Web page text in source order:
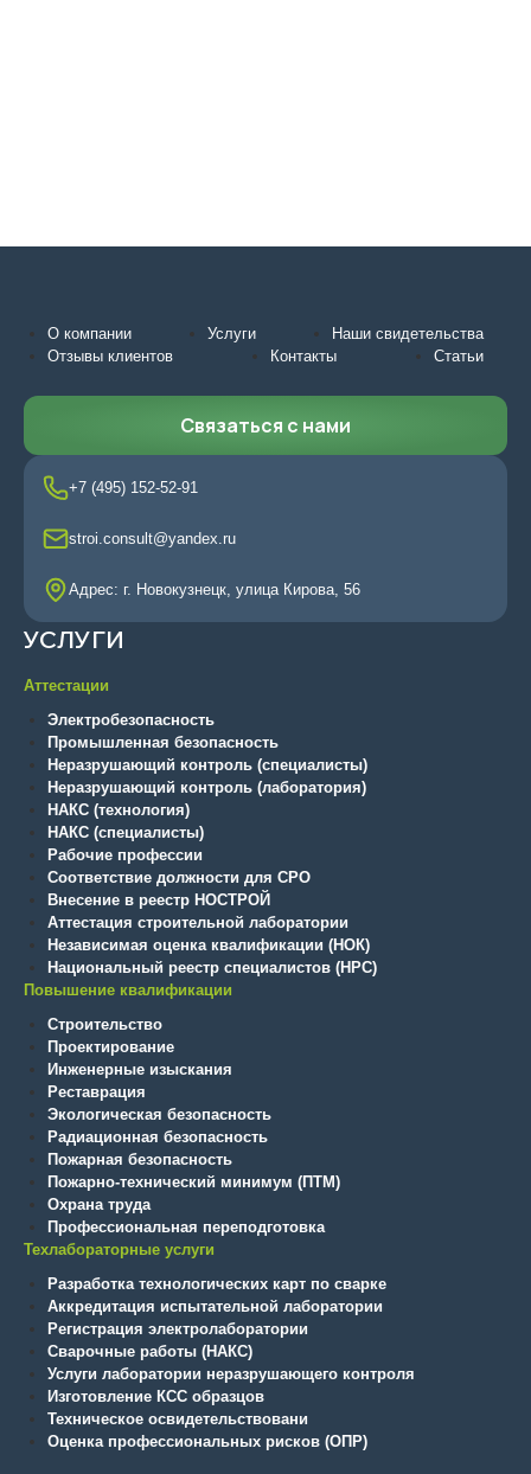
О компании Услуги
Наши свидетельства
Отзывы клиентов
Контакты Статьи
Связаться с нами
+7 (495) 152-52-91
stroi.consult@yandex.ru
Адрес: г. Новокузнецк, улица Кирова, 56
УСЛУГИ
Аттестации
Электробезопасность
Промышленная безопасность
Неразрушающий контроль (специалисты)
Неразрушающий контроль (лаборатория)
НАКС (технология)
НАКС (специалисты)
Рабочие профессии
Соответствие должности для СРО
Внесение в реестр НОСТРОЙ
Аттестация строительной лаборатории
Независимая оценка квалификации (НОК)
Национальный реестр специалистов (НРС)
Повышение квалификации
Строительство
Проектирование
Инженерные изыскания
Реставрация
Экологическая безопасность
Радиационная безопасность
Пожарная безопасность
Пожарно-технический минимум (ПТМ)
Охрана труда
Профессиональная переподготовка
Техлабораторные услуги
Разработка технологических карт по сварке
Аккредитация испытательной лаборатории
Регистрация электролаборатории
Сварочные работы (НАКС)
Услуги лаборатории неразрушающего контроля
Изготовление КСС образцов
Техническое освидетельствовани
Оценка профессиональных рисков (ОПР)